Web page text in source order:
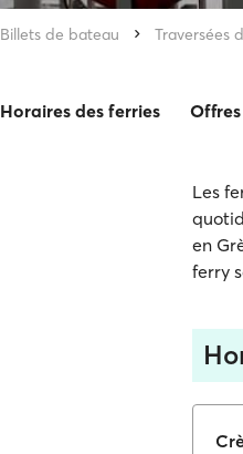
Billets de bateau Traversées
Horaires des ferries
Les
en
ferry